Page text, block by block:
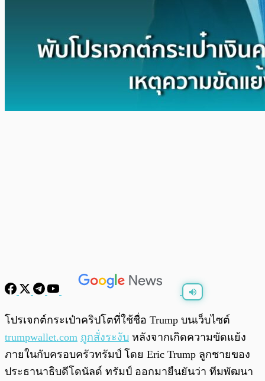
พร้อมเล่น 0:00/ 0:00
โปรเจกต์กระเป๋าคริปโตที่ใช้ชื่อ Trump บนเว็บไซต์
trumpwallet.com ถูกสั่งระงับ หลังจากเกิดความขัดแย้ง
ภายในกับครอบครัวทรัมป์ โดย Eric Trump ลูกชายของ
ประธานาธิบดีโดนัลด์ ทรัมป์ ออกมายืนยันว่า ทีมพัฒนา